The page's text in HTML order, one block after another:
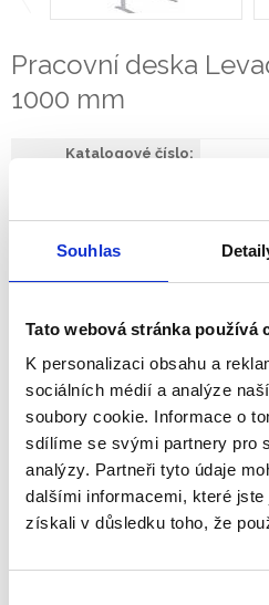
Souhlas
Tato webová stránka používá
K personalizaci obsahu a
sociálních médií a analýze
soubory cookie. Informace o
sdílíme se svými partnery pro
analýzy. Partneři tyto údaje
dalšími informacemi, které
získali v důsledku toho, že
Pracovní deska
1000 mm
Kolor
biały klon
Rozměr
1000 mm
1200 mm
1800 mm